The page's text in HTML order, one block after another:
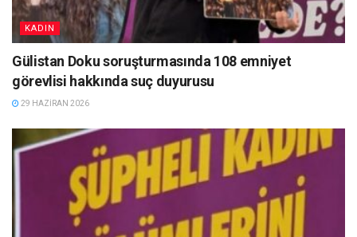
KADIN
Gülistan Doku soruşturmasında 108 emniyet
görevlisi hakkında suç duyurusu
29 HAZIRAN 2026